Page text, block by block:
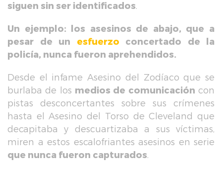
siguen sin ser identificados.
Un ejemplo: los asesinos de abajo, que a
pesar de un esfuerzo concertado de la
policía, nunca fueron aprehendidos.
Desde el infame Asesino del Zodíaco que se
burlaba de los medios de comunicación con
pistas desconcertantes sobre sus crímenes
hasta el Asesino del Torso de Cleveland que
decapitaba y descuartizaba a sus víctimas,
miren a estos escalofriantes asesinos en serie
que nunca fueron capturados.